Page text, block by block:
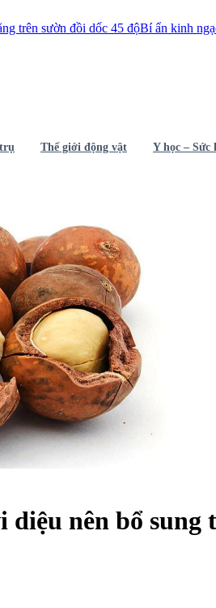
dốc 45 độBí ẩn kinh ngạc của vương
Thế giới động vật Y học – Sức
nên bổ sung